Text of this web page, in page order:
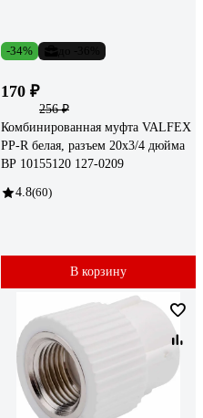
-34%
170 ₽
256 ₽
Комбинированная муфта VALFEX
PP-R белая, разъем 20х3/4 дюйма
ВР 10155120 127-0209
4.8(60)
В корзину